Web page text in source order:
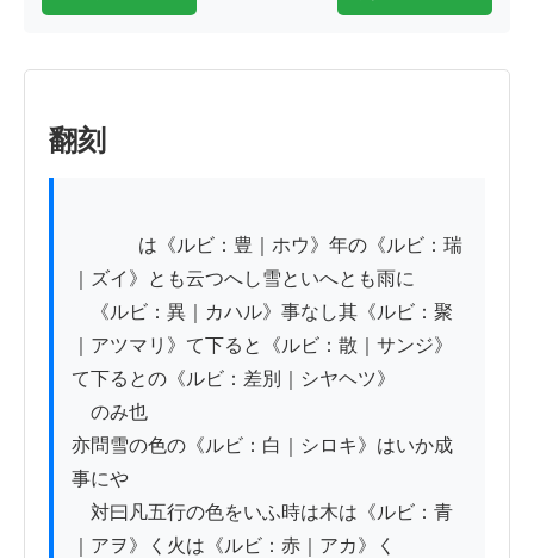
翻刻
｜ズイ》とも云つへし雪といへとも雨に
《ルビ：異｜カハル》事なし其《ルビ：聚
｜アツマリ》て下ると《ルビ：散｜サンジ》
て下るとの《ルビ：差別｜シヤヘツ》
のみ也
亦問雪の色の《ルビ：白｜シロキ》はいか成
事にや
対曰凡五行の色をいふ時は木は《ルビ：青
｜アヲ》く火は《ルビ：赤｜アカ》く